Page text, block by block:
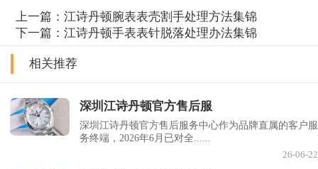
上一篇：江诗丹顿腕表表壳割手处理方法集锦
下一篇：江诗丹顿手表表针脱落处理办法集锦
相关推荐
深圳江诗丹顿官方售后服
深圳江诗丹顿官方售后服务中心作为品牌直属的客户服
务终端，2026年6月已对全......
26-06-22